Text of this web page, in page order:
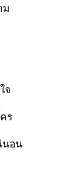
ม
จ
ร
นอน